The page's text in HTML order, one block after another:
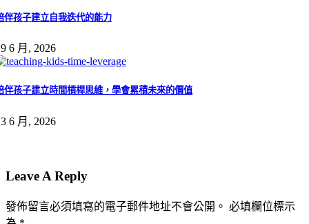
伴孩子建立自我迭代的能力
6 月, 2026
伴孩子建立時間槓桿思維，學會累積未來的價值
6 月, 2026
Leave A Reply
發佈留言必須填寫的電子郵件地址不會公開。 必填欄位標示